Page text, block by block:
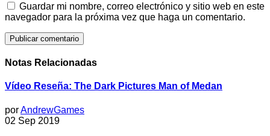
Guardar mi nombre, correo electrónico y sitio web en este
navegador para la próxima vez que haga un comentario.
Notas Relacionadas
Vídeo Reseña: The Dark Pictures Man of Medan
porAndrewGames
02 Sep 2019